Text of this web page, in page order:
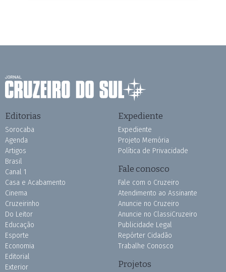
Editorias
Sorocaba
Agenda
Artigos
Brasil
Canal 1
Casa e Acabamento
Cinema
Cruzeirinho
Do Leitor
Educação
Esporte
Economia
Editorial
Exterior
Expediente
Expediente
Projeto Memória
Política de Privacidade
Fale conosco
Fale com o Cruzeiro
Atendimento ao Assinante
Anuncie no Cruzeiro
Anuncie no ClassiCruzeiro
Publicidade Legal
Repórter Cidadão
Trabalhe Conosco
Projetos